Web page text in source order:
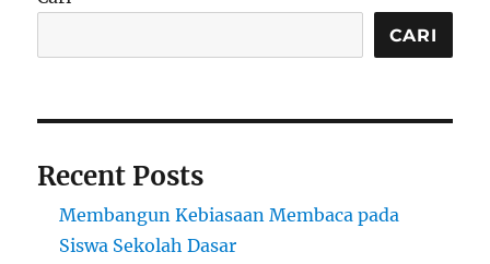
untuk
Depan
CARI
Recent Posts
Membangun Kebiasaan Membaca pada
Siswa Sekolah Dasar